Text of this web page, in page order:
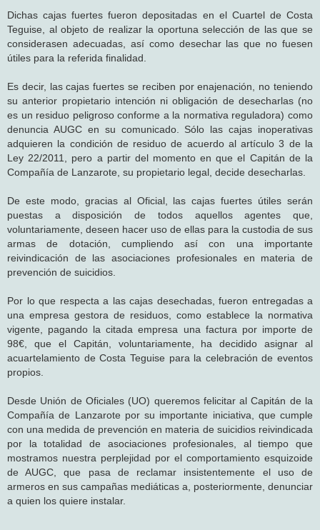
Dichas cajas fuertes fueron depositadas en el Cuartel de Costa
Teguise, al objeto de realizar la oportuna selección de las que se
considerasen adecuadas, así como desechar las que no fuesen
útiles para la referida finalidad.
Es decir, las cajas fuertes se reciben por enajenación, no teniendo
su anterior propietario intención ni obligación de desecharlas (no
es un residuo peligroso conforme a la normativa reguladora) como
denuncia AUGC en su comunicado. Sólo las cajas inoperativas
adquieren la condición de residuo de acuerdo al artículo 3 de la
Ley 22/2011, pero a partir del momento en que el Capitán de la
Compañía de Lanzarote, su propietario legal, decide desecharlas.
De este modo, gracias al Oficial, las cajas fuertes útiles serán
puestas a disposición de todos aquellos agentes que,
voluntariamente, deseen hacer uso de ellas para la custodia de sus
armas de dotación, cumpliendo así con una importante
reivindicación de las asociaciones profesionales en materia de
prevención de suicidios.
Por lo que respecta a las cajas desechadas, fueron entregadas a
una empresa gestora de residuos, como establece la normativa
vigente, pagando la citada empresa una factura por importe de
98€, que el Capitán, voluntariamente, ha decidido asignar al
acuartelamiento de Costa Teguise para la celebración de eventos
propios.
Desde Unión de Oficiales (UO) queremos felicitar al Capitán de la
Compañía de Lanzarote por su importante iniciativa, que cumple
con una medida de prevención en materia de suicidios reivindicada
por la totalidad de asociaciones profesionales, al tiempo que
mostramos nuestra perplejidad por el comportamiento esquizoide
de AUGC, que pasa de reclamar insistentemente el uso de
armeros en sus campañas mediáticas a, posteriormente, denunciar
a quien los quiere instalar.